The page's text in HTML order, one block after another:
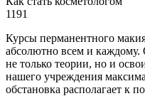
1191
Курсы перманентного
абсолютно всем и
не только теории, но и
нашего учреждения
обстановка располагает к